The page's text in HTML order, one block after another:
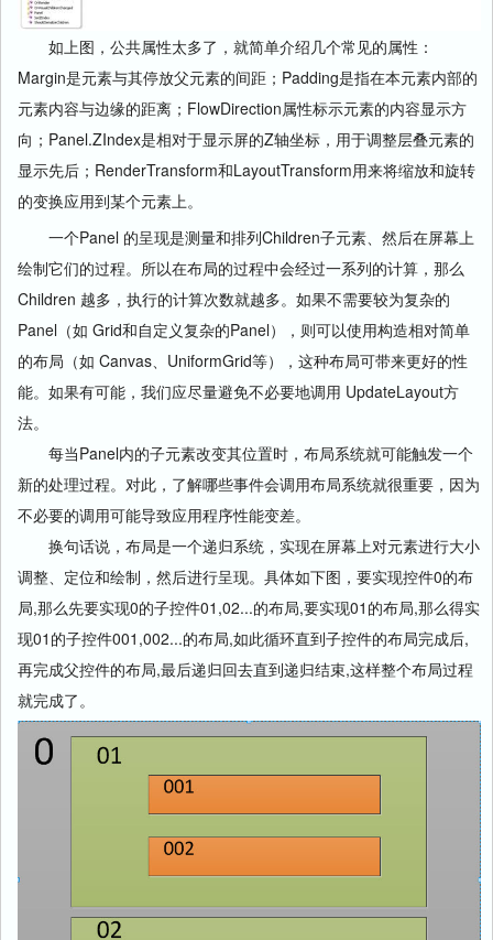
如上图，公共属性太多了，就简单介绍几个常见的属性：
Margin是元素与其停放父元素的间距；Padding是指在本元素内部的
元素内容与边缘的距离；FlowDirection属性标示元素的内容显示方
向；Panel.ZIndex是相对于显示屏的Z轴坐标，用于调整层叠元素的
显示先后；RenderTransform和LayoutTransform用来将缩放和旋转
的变换应用到某个元素上。
一个Panel 的呈现是测量和排列Children子元素、然后在屏幕上
绘制它们的过程。所以在布局的过程中会经过一系列的计算，那么
Children 越多，执行的计算次数就越多。如果不需要较为复杂的
Panel（如 Grid和自定义复杂的Panel），则可以使用构造相对简单
的布局（如 Canvas、UniformGrid等），这种布局可带来更好的性
能。如果有可能，我们应尽量避免不必要地调用 UpdateLayout方
法。
每当Panel内的子元素改变其位置时，布局系统就可能触发一个
新的处理过程。对此，了解哪些事件会调用布局系统就很重要，因为
不必要的调用可能导致应用程序性能变差。
换句话说，布局是一个递归系统，实现在屏幕上对元素进行大小
调整、定位和绘制，然后进行呈现。具体如下图，要实现控件0的布
局,那么先要实现0的子控件01,02...的布局,要实现01的布局,那么得实
现01的子控件001,002...的布局,如此循环直到子控件的布局完成后,
再完成父控件的布局,最后递归回去直到递归结束,这样整个布局过程
就完成了。